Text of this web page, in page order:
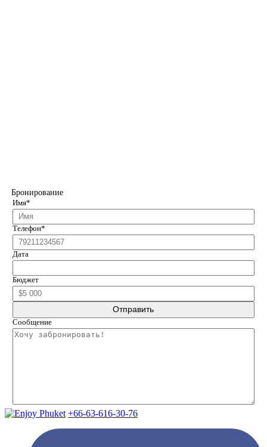
Бронирование
Имя*
Телефон*
Дата
Бюджет
Сообщение
+66-63-616-30-76